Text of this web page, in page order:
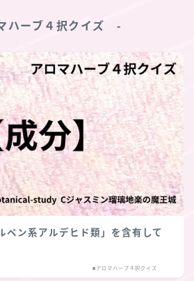
ハーブ４択クイズ ‐
ペン系アルデヒド類」を含有して
■アロマハーブ４択クイズ